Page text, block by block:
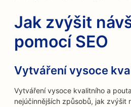
Jak zvýšit
pomocí SEO
Vytváření vysoce
Vytváření vysoce kvalitního a
nejúčinnějších způsobů, jak zvýšit